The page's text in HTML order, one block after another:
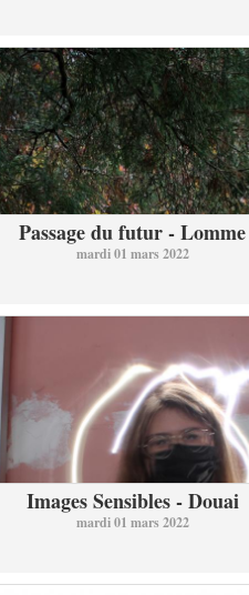
Passage du futur - Lomme
mardi 01 mars 2022
Images Sensibles - Douai
mardi 01 mars 2022